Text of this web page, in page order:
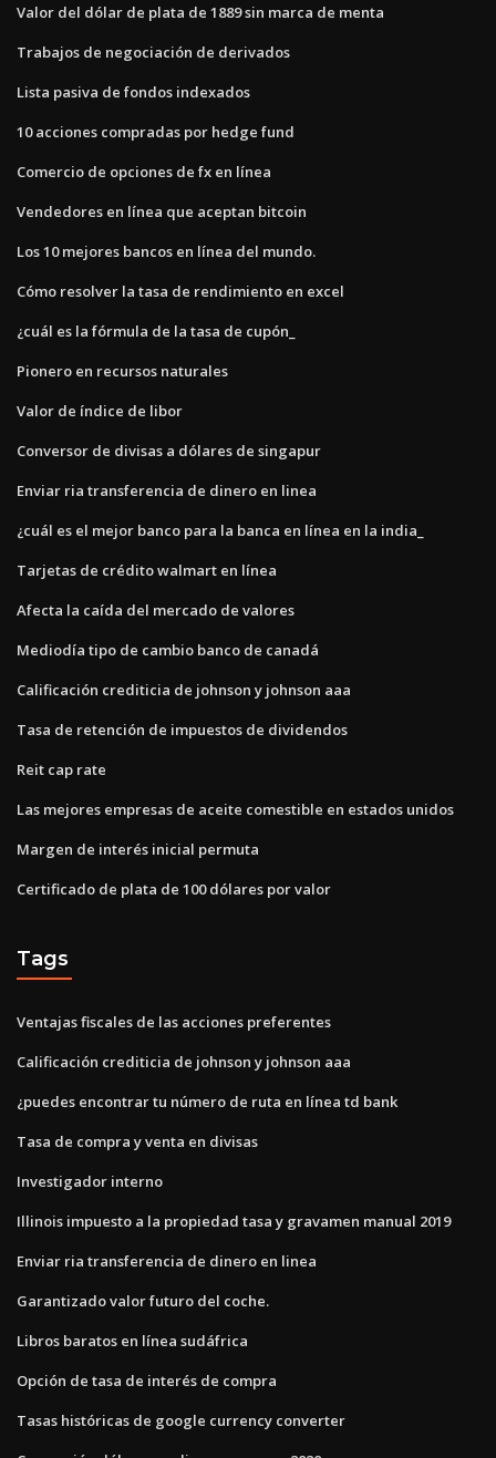
Valor del dólar de plata de 1889 sin marca de menta
Trabajos de negociación de derivados
Lista pasiva de fondos indexados
10 acciones compradas por hedge fund
Comercio de opciones de fx en línea
Vendedores en línea que aceptan bitcoin
Los 10 mejores bancos en línea del mundo.
Cómo resolver la tasa de rendimiento en excel
¿cuál es la fórmula de la tasa de cupón_
Pionero en recursos naturales
Valor de índice de libor
Conversor de divisas a dólares de singapur
Enviar ria transferencia de dinero en linea
¿cuál es el mejor banco para la banca en línea en la india_
Tarjetas de crédito walmart en línea
Afecta la caída del mercado de valores
Mediodía tipo de cambio banco de canadá
Calificación crediticia de johnson y johnson aaa
Tasa de retención de impuestos de dividendos
Reit cap rate
Las mejores empresas de aceite comestible en estados unidos
Margen de interés inicial permuta
Certificado de plata de 100 dólares por valor
Tags
Ventajas fiscales de las acciones preferentes
Calificación crediticia de johnson y johnson aaa
¿puedes encontrar tu número de ruta en línea td bank
Tasa de compra y venta en divisas
Investigador interno
Illinois impuesto a la propiedad tasa y gravamen manual 2019
Enviar ria transferencia de dinero en linea
Garantizado valor futuro del coche.
Libros baratos en línea sudáfrica
Opción de tasa de interés de compra
Tasas históricas de google currency converter